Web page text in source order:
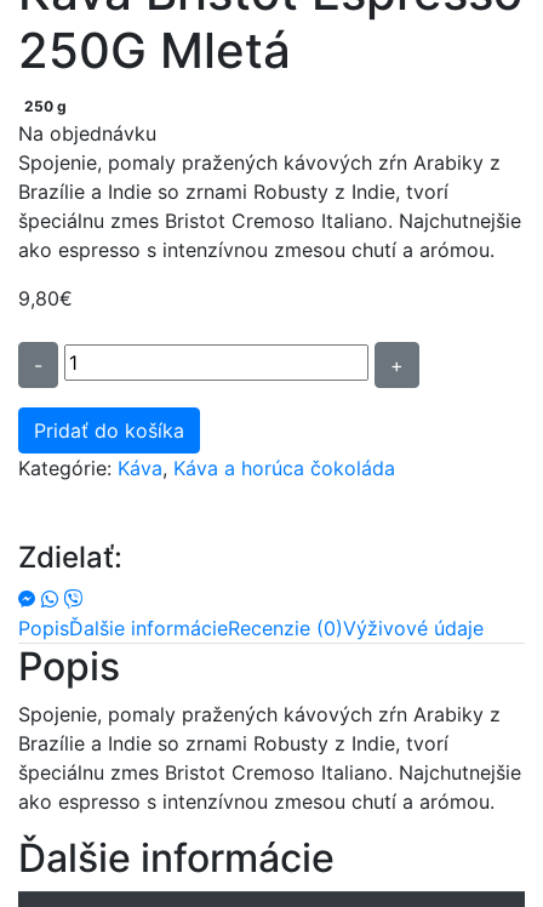
250G Mletá
250 g
Na objednávku
Spojenie, pomaly pražených kávových zŕn Arabiky z
Brazílie a Indie so zrnami Robusty z Indie, tvorí
špeciálnu zmes Bristot Cremoso Italiano. Najchutnejšie
ako espresso s intenzívnou zmesou chutí a arómou.
9,80€
-
množstvo
Káva
Bristot
Espresso
250G
+
Pridať do košíka
Kategórie: Káva, Káva a horúca čokoláda
Zdielať:
PopisĎalšie informácieRecenzie (0)Výživové údaje
Popis
Spojenie, pomaly pražených kávových zŕn Arabiky z
Brazílie a Indie so zrnami Robusty z Indie, tvorí
špeciálnu zmes Bristot Cremoso Italiano. Najchutnejšie
ako espresso s intenzívnou zmesou chutí a arómou.
Ďalšie informácie